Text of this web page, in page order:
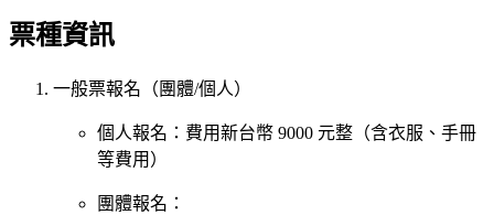
票種資訊
一般票報名（團體/個人）
個人報名：費用新台幣 9000 元整（含衣服、手冊
等費用）
團體報名：